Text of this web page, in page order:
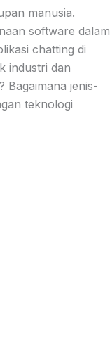
manusia.
software dalam
chatting di
industri dan
Bagaimana jenis-
teknologi